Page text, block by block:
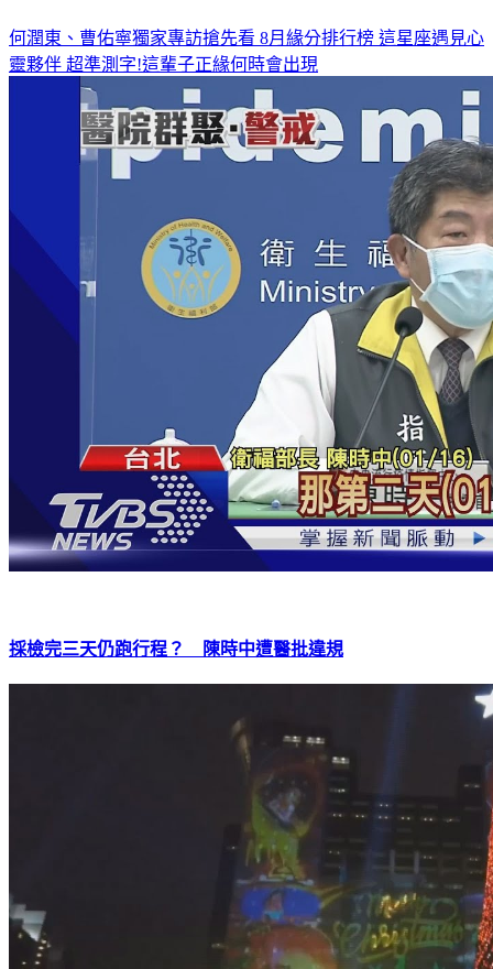
何潤東、曹佑寧獨家專訪搶先看 8月緣分排行榜 這星座遇見心
靈夥伴 超準測字!這輩子正緣何時會出現
採檢完三天仍跑行程？ 陳時中遭醫批違規